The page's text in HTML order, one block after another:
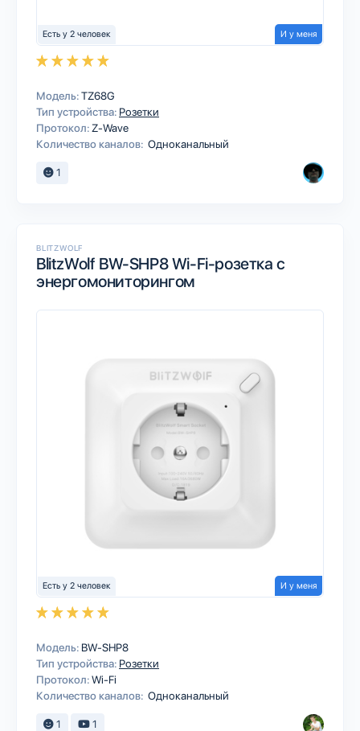
Есть у 2 человек И у меня
Модель:TZ68G
Тип устройства: Розетки
Протокол: Z-Wave
Количество каналов: Одноканальный
1
BLITZWOLF
BlitzWolf BW-SHP8 Wi-Fi-розетка с
энергомониторингом
Есть у 2 человек И у меня
Модель: BW-SHP8
Тип устройства: Розетки
Протокол:Wi-Fi
Количество каналов: Одноканальный
1 1